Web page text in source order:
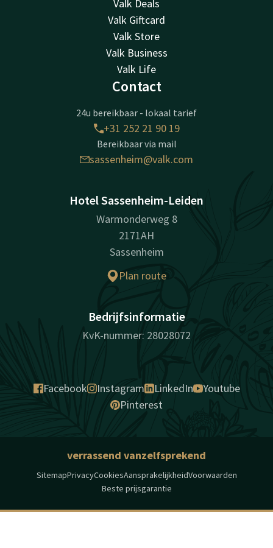
Valk Deals
Valk Giftcard
Valk Store
Valk Business
Valk Life
Contact
24u bereikbaar - lokaal tarief
+31 252 21 90 19
Bereikbaar via mail
sassenheim@valk.com
Hotel Sassenheim-Leiden
Warmonderweg 8
2171AH
Sassenheim
Plan route
Bedrijfsinformatie
KvK-nummer: 28028072
Facebook Instagram LinkedIn
Youtube
Pinterest
verrassend vanzelfsprekend
SitemapPrivacyCookiesAansprakelijkheidVoorwaarden
Beste prijsgarantie